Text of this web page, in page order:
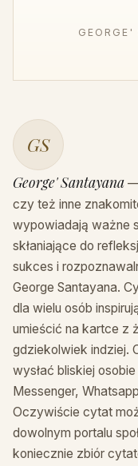
GS
George' Santayana —
czy też inne
wypowiadają ważne
skłaniające do
sukces i
George Santayana.
dla wielu osób
umieścić na kartce z
gdziekolwiek indziej.
wysłać bliskiej
Messenger,
Oczywiście cytat
dowolnym portalu
koniecznie zbiór